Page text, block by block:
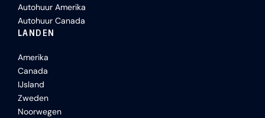
Autohuur Amerika
Autohuur Canada
LANDEN
Amerika
Canada
IJsland
Zweden
Noorwegen